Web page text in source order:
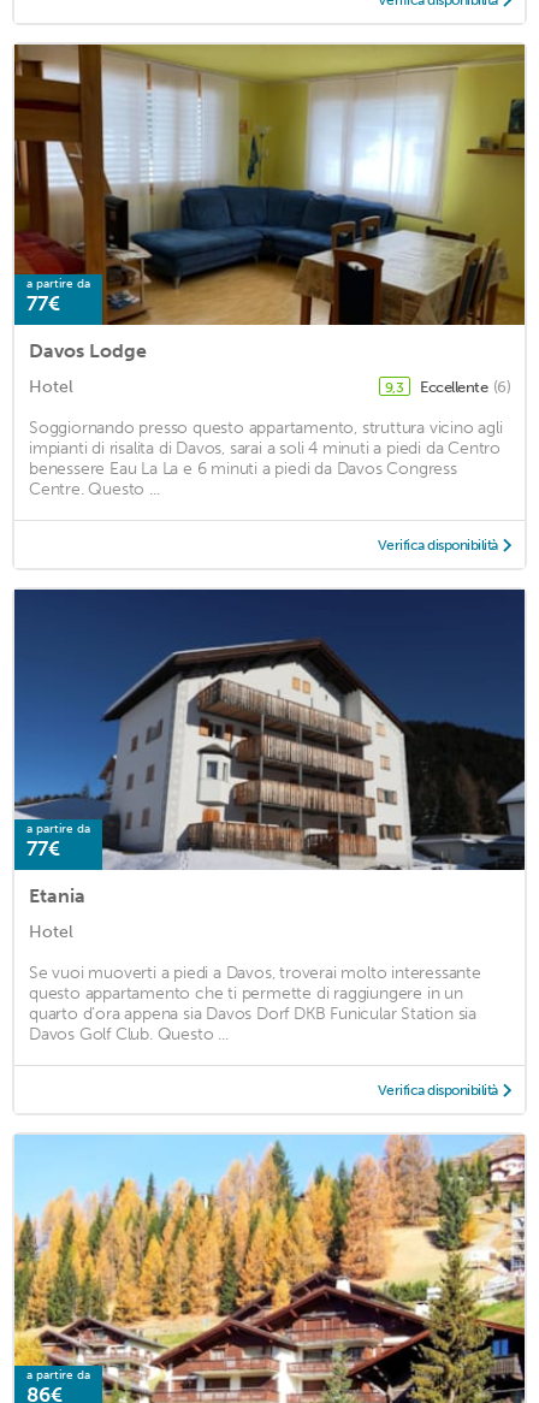
a partire da
77€
Davos Lodge
Hotel 9,3 Eccellente (6)
Soggiornando presso questo appartamento, struttura vicino agli
impianti di risalita di Davos, sarai a soli 4 minuti a piedi da Centro
benessere Eau La La e 6 minuti a piedi da Davos Congress
Centre. Questo ...
Verifica disponibilità
a partire da
77€
Etania
Hotel
Se vuoi muoverti a piedi a Davos, troverai molto interessante
questo appartamento che ti permette di raggiungere in un
quarto d'ora appena sia Davos Dorf DKB Funicular Station sia
Davos Golf Club. Questo ...
Verifica disponibilità
a partire da
86€